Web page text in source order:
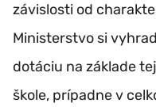
závislosti od
Ministerstvo si
dotáciu na základe
škole, prípadne v